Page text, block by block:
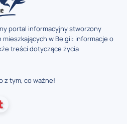
portal informacyjny stworzony
mieszkających w Belgii: informacje o
treści dotyczące życia
z tym, co ważne!